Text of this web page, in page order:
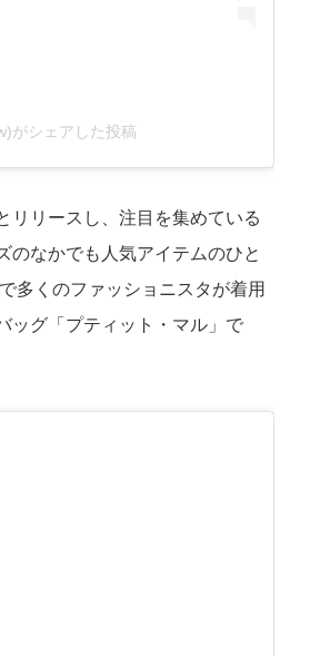
がシェアした投稿
リリースし、注目を集めている
のなかでも人気アイテムのひと
多くのファッショニスタが着用
ッグ「プティット・マル」で